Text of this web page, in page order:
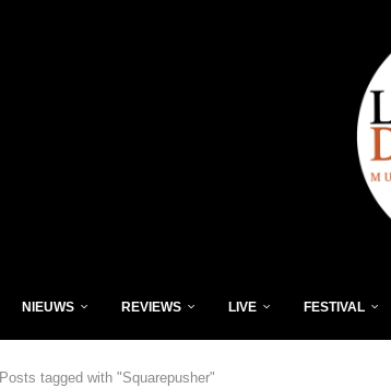
NIEUWS REVIEWS LIVE FESTIVAL
Posts tagged with "Squarepusher"